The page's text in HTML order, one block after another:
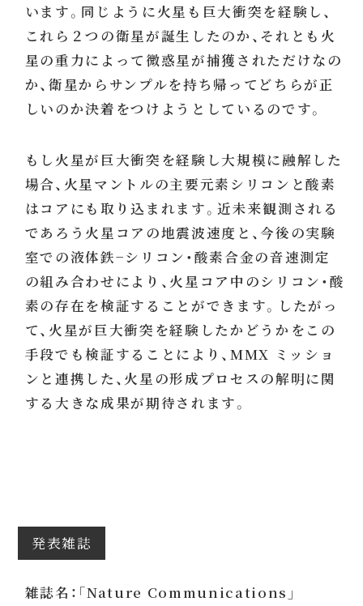
います。同じように火星も巨大衝突を経験し、
これら２つの衛星が誕生したのか、それとも火
星の重力によって微惑星が捕獲されただけなの
か、衛星からサンプルを持ち帰ってどちらが正
しいのか決着をつけようとしているのです。
もし火星が巨大衝突を経験し大規模に融解した
場合、火星マントルの主要元素シリコンと酸素
はコアにも取り込まれます。近未来観測される
であろう火星コアの地震波速度と、今後の実験
室での液体鉄−シリコン・酸素合金の音速測定
の組み合わせにより、火星コア中のシリコン・酸
素の存在を検証することができます。したがっ
て、火星が巨大衝突を経験したかどうかをこの
手段でも検証することにより、MMX ミッショ
ンと連携した、火星の形成プロセスの解明に関
する大きな成果が期待されます。
発表雑誌
雑誌名：「Nature Communications」